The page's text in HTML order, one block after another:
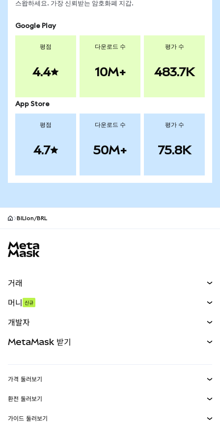
스왑하세요. 가장 신뢰받는 암호화폐 지갑.
Google Play
평점
4.4
다운로드 수
10M+
평가 수
483.7K
App Store
평점
4.7
다운로드 수
50M+
평가 수
75.8K
BILIon/BRL
거래
무기한 선물
실물자산
머니 신규
개발자
MetaMask Connect
Snaps
MetaMask 받기
보안
가격 둘러보기
이더리움 가격
솔라나 가격
환전 둘러보기
ETH를 USD로 환전
가이드 둘러보기